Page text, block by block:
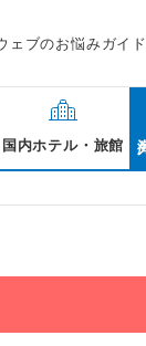
ェブのお悩みガイド
国内ホテル・旅館